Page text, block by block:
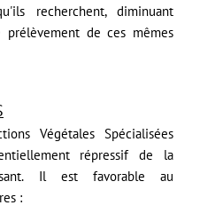
recherchent, diminuant
prélèvement de ces mêmes
Végétales Spécialisées
répressif de la
Il est favorable au
: